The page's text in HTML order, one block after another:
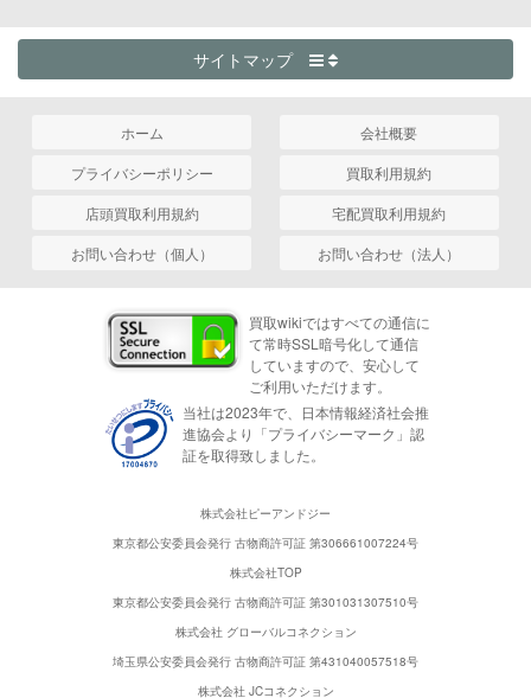
サイトマップ
ホーム
会社概要
プライバシーポリシー
買取利用規約
店頭買取利用規約
宅配買取利用規約
お問い合わせ（個人）
お問い合わせ（法人）
買取wikiではすべての通信に
て常時SSL暗号化して通信
していますので、安心して
ご利用いただけます。
当社は2023年で、日本情報経済社会推
進協会より「プライバシーマーク」認
証を取得致しました。
株式会社ピーアンドジー
東京都公安委員会発行 古物商許可証 第306661007224号
株式会社TOP
東京都公安委員会発行 古物商許可証 第301031307510号
株式会社 グローバルコネクション
埼玉県公安委員会発行 古物商許可証 第431040057518号
株式会社 JCコネクション